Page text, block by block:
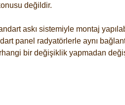
değildir.
askı sistemiyle montaj
panel radyatörlerle aynı
bir değişiklik yapmadan